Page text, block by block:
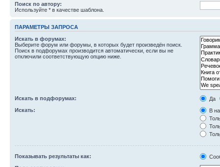
Поиск по автору:
Используйте * в качестве шаблона.
ПАРАМЕТРЫ ЗАПРОСА
Искать в форумах:
Выберите форум или форумы, в которых будет произведён поиск.
Поиск в подфорумах производится автоматически, если вы не
отключили соответствующую опцию ниже.
Искать в подфорумах:
Да
Искать:
В
Показывать результаты как: